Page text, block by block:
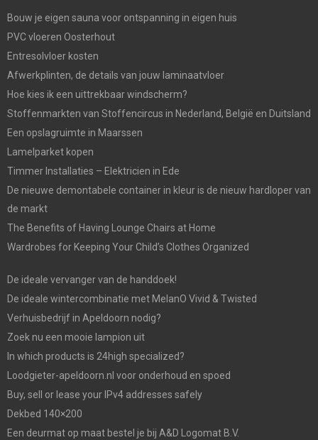
Bouw je eigen sauna voor ontspanning in eigen huis
PVC vloeren Oosterhout
Entresolvloer kosten
Afwerkplinten, de details van jouw laminaatvloer
Hoe kies ik een uittrekbaar windscherm?
Stoffenmarkten van Stoffencircus in Nederland, België en Duitsland
Een opslagruimte in Maarssen
Lamelparket kopen
Timmer Installaties – Elektricien in Ede
De nieuwe demontabele container in kleur is de nieuw hardloper van
de markt
The Benefits of Having Lounge Chairs at Home
Wardrobes for Keeping Your Child’s Clothes Organized
De ideale vervanger van de handdoek!
De ideale wintercombinatie met MelanO Vivid & Twisted
Verhuisbedrijf in Apeldoorn nodig?
Zoek nu een mooie lampion uit
In which products is 24high specialized?
Loodgieter-apeldoorn.nl voor onderhoud en spoed
Buy, sell or lease your IPv4 addresses safely
Dekbed 140×200
Een deurmat op maat bestel je bij A&D Logomat B.V.